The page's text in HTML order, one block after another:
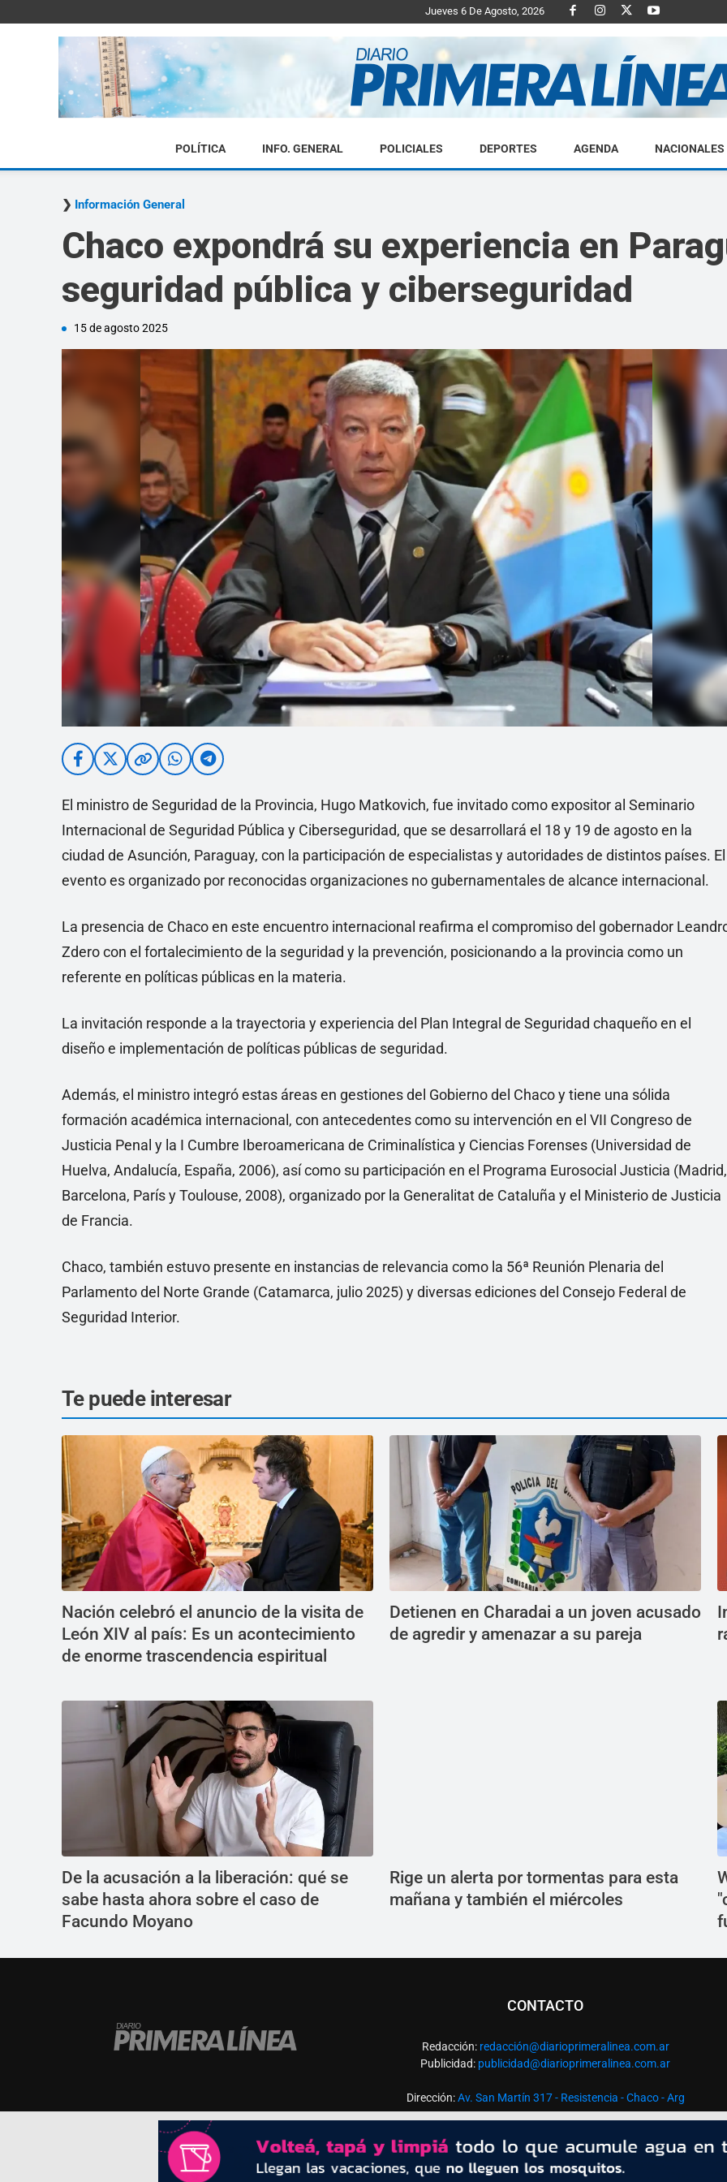
Jueves 6 De Agosto, 2026
Diario
Primera
Linea
POLÍTICA INFO. GENERAL POLICIALES DEPORTES AGENDA NACIONALES
Información General
Chaco expondrá su experiencia en
seguridad pública y ciberseguridad
15 de agosto 2025
El ministro de Seguridad de la Provincia, Hugo Matkovich, fue invitado como expositor al Seminario
Internacional de Seguridad Pública y Ciberseguridad, que se desarrollará el 18 y 19 de agosto en la
ciudad de Asunción, Paraguay, con la participación de especialistas y autoridades de distintos países. El
evento es organizado por reconocidas organizaciones no gubernamentales de alcance internacional.
La presencia de Chaco en este encuentro internacional reafirma el compromiso del gobernador
Zdero con el fortalecimiento de la seguridad y la prevención, posicionando a la provincia como un
referente en políticas públicas en la materia.
La invitación responde a la trayectoria y experiencia del Plan Integral de Seguridad chaqueño en el
diseño e implementación de políticas públicas de seguridad.
Además, el ministro integró estas áreas en gestiones del Gobierno del Chaco y tiene una sólida
formación académica internacional, con antecedentes como su intervención en el VII Congreso de
Justicia Penal y la I Cumbre Iberoamericana de Criminalística y Ciencias Forenses (Universidad de
Huelva, Andalucía, España, 2006), así como su participación en el Programa Eurosocial Justicia (Madrid,
Barcelona, París y Toulouse, 2008), organizado por la Generalitat de Cataluña y el Ministerio de Justicia
de Francia.
Chaco, también estuvo presente en instancias de relevancia como la 56ª Reunión Plenaria del
Parlamento del Norte Grande (Catamarca, julio 2025) y diversas ediciones del Consejo Federal de
Seguridad Interior.
Te puede interesar
Nación celebró el anuncio de la visita de
León XIV al país: Es un acontecimiento
de enorme trascendencia espiritual
Detienen en Charadai a un joven acusado
de agredir y amenazar a su pareja
De la acusación a la liberación: qué se
sabe hasta ahora sobre el caso de
Facundo Moyano
Rige un alerta por tormentas para esta
mañana y también el miércoles
CONTACTO
Redacción: redacción@diarioprimeralinea.com.ar
Publicidad: publicidad@diarioprimeralinea.com.ar
Dirección:Av. San Martín 317 - Resistencia - Chaco - Arg